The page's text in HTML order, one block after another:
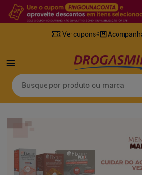
Ver cupons
Busque por produto ou marca
Termos mais buscados
3
5º fralda geriatrica
10º